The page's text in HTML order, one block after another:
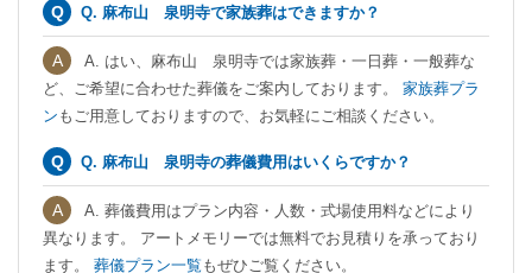
Q. 麻布山 泉明寺で家族葬はできますか？
A. はい、麻布山 泉明寺では家族葬・一日葬・一般葬な
ど、ご希望に合わせた葬儀をご案内しております。 家族葬プラ
ン もご用意しておりますので、お気軽にご相談ください。
Q. 麻布山 泉明寺の葬儀費用はいくらですか？
A. 葬儀費用はプラン内容・人数・式場使用料などにより
異なります。 アートメモリーでは無料でお見積りを承っており
ます。 葬儀プラン一覧 もぜひご覧ください。